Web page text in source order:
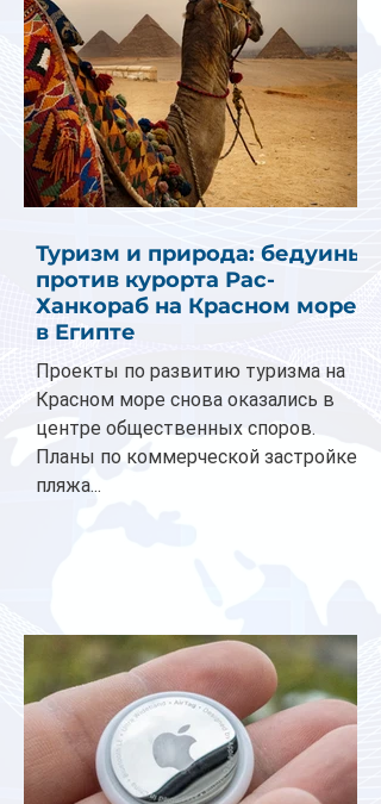
Туризм и природа: бедуины
против курорта Рас-
Ханкораб на Красном море
в Египте
Проекты по развитию туризма на
Красном море снова оказались в
центре общественных споров.
Планы по коммерческой застройке
пляжа...